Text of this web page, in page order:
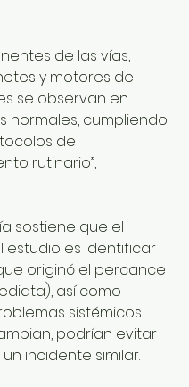
de las vías,
y motores de
se observan en
normales, cumpliendo
de
rutinario”,
sostiene que el
estudio es identificar
originó el percance
así como
sistémicos
podrían evitar
incidente similar.